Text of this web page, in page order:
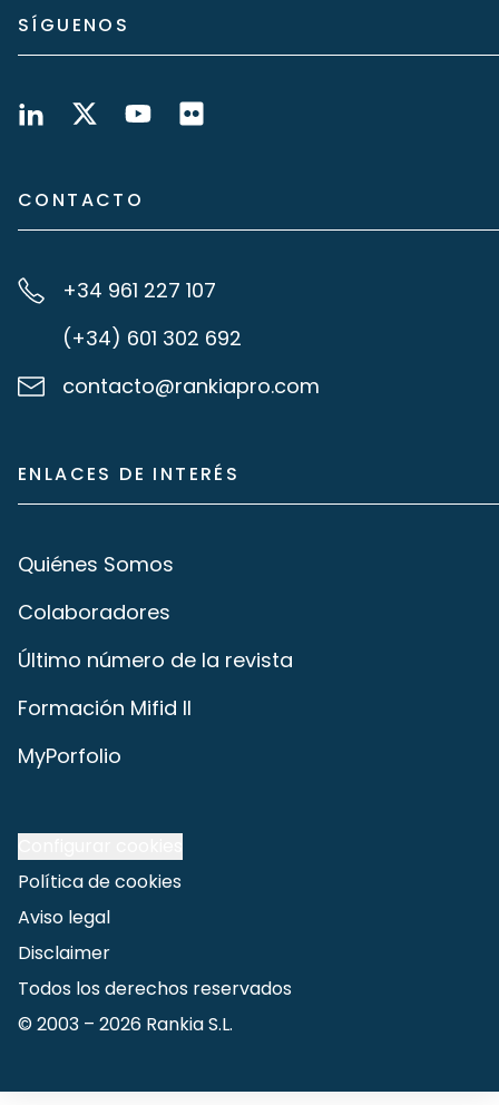
SÍGUENOS
CONTACTO
+34 961 227 107
(+34) 601 302 692
contacto@rankiapro.com
ENLACES DE INTERÉS
Quiénes Somos
Colaboradores
Último número de la revista
Formación Mifid II
MyPorfolio
Política de cookies
Aviso legal
Disclaimer
Todos los derechos reservados
© 2003 – 2026 Rankia S.L.